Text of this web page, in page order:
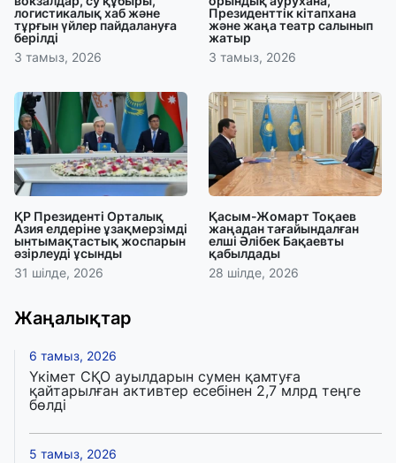
логистикалық хаб және
тұрғын үйлер пайдалануға
берілді
3 тамыз, 2026
Президенттік кітапхана
және жаңа театр салынып
жатыр
3 тамыз, 2026
ҚР Президенті Орталық
Азия елдеріне ұзақмерзімді
ынтымақтастық жоспарын
әзірлеуді ұсынды
31 шілде, 2026
Қасым-Жомарт Тоқаев
жаңадан тағайындалған
елші Әлібек Бақаевты
қабылдады
28 шілде, 2026
Жаңалықтар
6 тамыз, 2026
Үкімет СҚО ауылдарын сумен қамтуға
қайтарылған активтер есебінен 2,7 млрд теңге
бөлді
5 тамыз, 2026